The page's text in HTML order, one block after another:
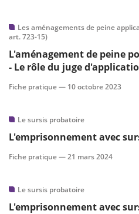
Les aménagements de peine
art. 723-15)
L'aménagement de peine
- Le rôle du juge
Fiche pratique — 10 octobre 2023
Le sursis probatoire
L'emprisonnement avec
Fiche pratique —21 mars 2024
Le sursis probatoire
L'emprisonnement avec